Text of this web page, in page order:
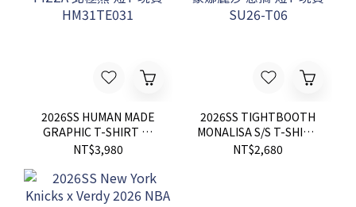
2026SS HUMAN MADE
GRAPHIC T-SHIRT 吃
PIZZA 北極熊 短T 現貨
HM31TE031
NT$3,980
2026SS TIGHTBOOTH
MONALISA S/S T-SHIRT
蒙娜麗莎 惡搞 短T 現貨
SU26-T06
NT$2,680